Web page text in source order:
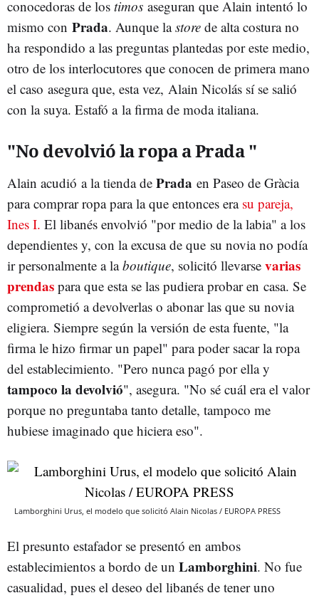
conocedoras de los timos aseguran que Alain intentó lo
mismo con Prada. Aunque lastore de alta costura no
ha respondido a las preguntas plantedas por este medio,
otro de los interlocutores que conocen de primera mano
el caso asegura que, esta vez, Alain Nicolás sí se salió
con la suya. Estafó a la firma de moda italiana.
"No devolvió la ropa a Prada "
Alain acudió a la tienda de Prada en Paseo de Gràcia
para comprar ropa para la que entonces era su pareja,
Ines I. El libanés envolvió "por medio de la labia" a los
dependientes y, con la excusa de que su novia no podía
ir personalmente a laboutique, solicitó llevarse varias
prendas para que esta se las pudiera probar en casa. Se
comprometió a devolverlas o abonar las que su novia
eligiera. Siempre según la versión de esta fuente, "la
firma le hizo firmar un papel" para poder sacar la ropa
del establecimiento. "Pero nunca pagó por ella y
tampoco la devolvió", asegura. "No sé cuál era el valor
porque no preguntaba tanto detalle, tampoco me
hubiese imaginado que hiciera eso".
Lamborghini Urus, el modelo que solicitó Alain Nicolas / EUROPA PRESS
El presunto estafador se presentó en ambos
establecimientos a bordo de un Lamborghini. No fue
casualidad, pues el deseo del libanés de tener uno